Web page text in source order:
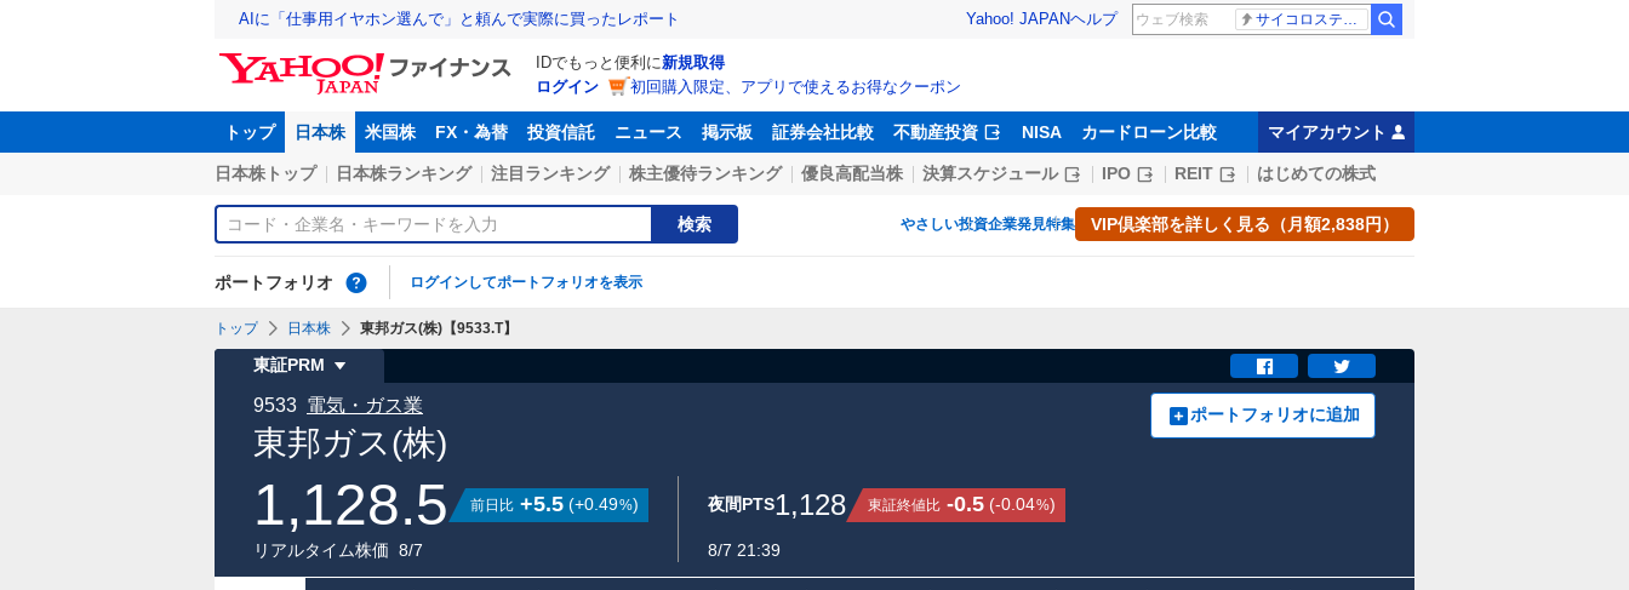
AIに「仕事用イヤホン選んで」と頼んで実際に買ったレポート Yahoo! JAPANヘルプ サイコロステーキ先輩
IDでもっと便利に新規取得
ログイン
初回購入限定、アプリで使えるお得なクーポン
トップ 日本株 米国株 FX・為替 投資信託 ニュース 掲示板 証券会社比較 不動産投資 NISA カードローン比較 マイアカウント
日本株トップ 日本株ランキング 注目ランキング 株主優待ランキング 優良高配当株 決算スケジュール IPO REIT はじめての株式
検索 やさしい投資企業発見特集 VIP倶楽部を詳しく見る（月額2,838円）
ポートフォリオ ログインしてポートフォリオを表示
トップ 日本株 東邦ガス(株)【9533.T】
東証PRM
東邦ガス(株)
9533 電気・ガス業 ポートフォリオに追加
1,128.5 前日比 +5.5 (+0.49%)
リアルタイム株価 8/7
夜間PTS1,128 東証終値比 -0.5 (-0.04%)
8/7 21:39